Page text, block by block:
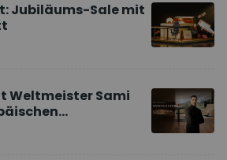
Jubiläums-Sale mit
Weltmeister Sami